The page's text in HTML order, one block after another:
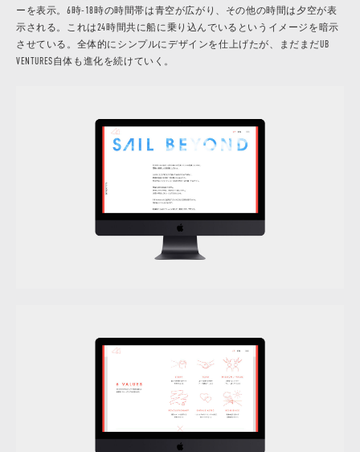
ーを表示。6時-18時の時間帯は青空が広がり、その他の時間は夕空が表
示される。これは24時間共に船に乗り込んでいるというイメージを暗示
させている。全体的にシンプルにデザインを仕上げたが、まだまだUB
VENTURES自体も進化を続けていく。